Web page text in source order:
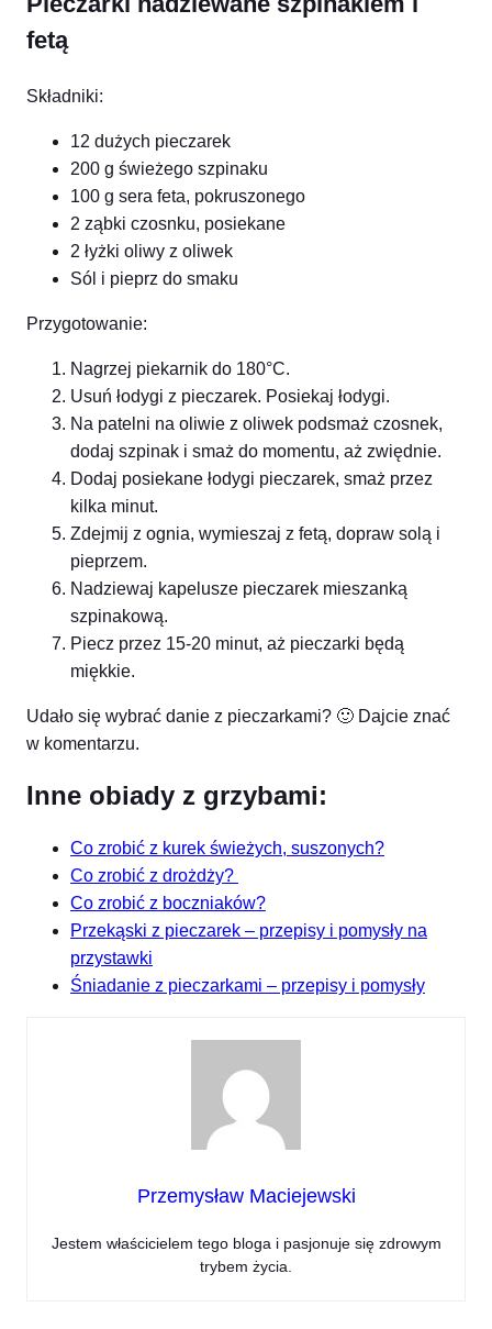
fetą
Składniki:
12 dużych pieczarek
200 g świeżego szpinaku
100 g sera feta, pokruszonego
2 ząbki czosnku, posiekane
2 łyżki oliwy z oliwek
Sól i pieprz do smaku
Przygotowanie:
Nagrzej piekarnik do 180°C.
Usuń łodygi z pieczarek. Posiekaj łodygi.
Na patelni na oliwie z oliwek podsmaż czosnek,
dodaj szpinak i smaż do momentu, aż zwiędnie.
Dodaj posiekane łodygi pieczarek, smaż przez
kilka minut.
Zdejmij z ognia, wymieszaj z fetą, dopraw solą i
pieprzem.
Nadziewaj kapelusze pieczarek mieszanką
szpinakową.
Piecz przez 15-20 minut, aż pieczarki będą
miękkie.
Udało się wybrać danie z pieczarkami? 🙂 Dajcie znać
w komentarzu.
Inne obiady z grzybami:
Co zrobić z kurek świeżych, suszonych?
Co zrobić z drożdży?
Co zrobić z boczniaków?
Przekąski z pieczarek – przepisy i pomysły na
przystawki
Śniadanie z pieczarkami – przepisy i pomysły
Przemysław Maciejewski
Jestem właścicielem tego bloga i pasjonuje się zdrowym
trybem życia.